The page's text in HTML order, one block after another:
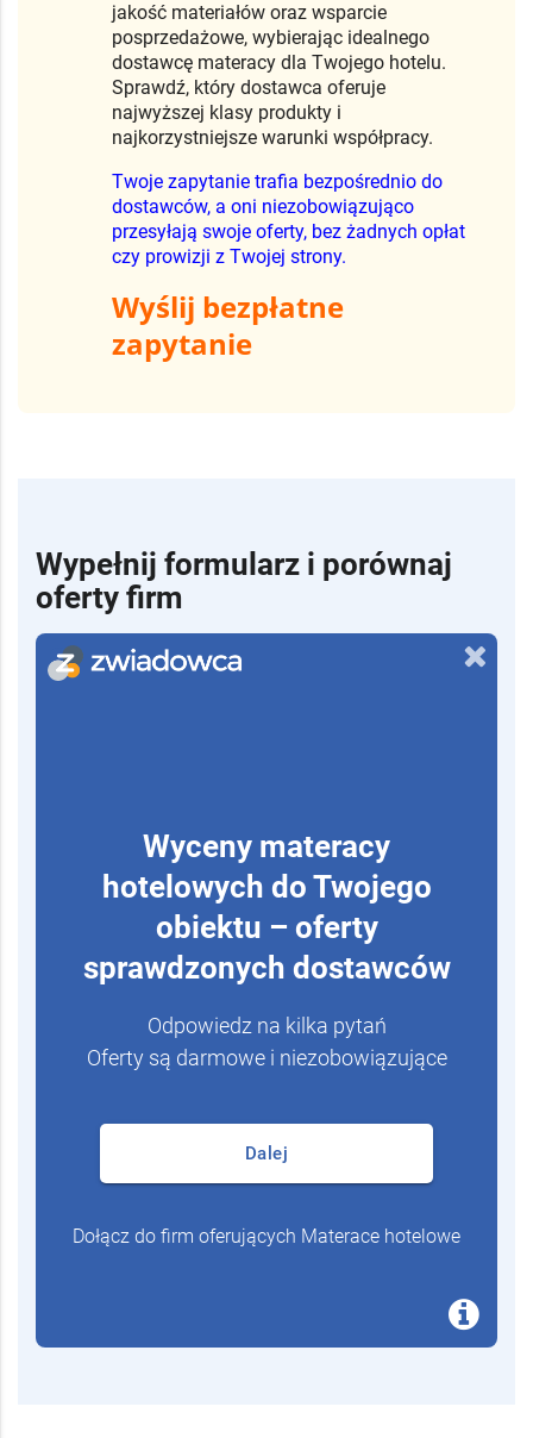
jakość materiałów oraz wsparcie
posprzedażowe, wybierając idealnego
dostawcę materacy dla Twojego hotelu.
Sprawdź, który dostawca oferuje
najwyższej klasy produkty i
najkorzystniejsze warunki współpracy.
Twoje zapytanie trafia bezpośrednio do
dostawców, a oni niezobowiązująco
przesyłają swoje oferty, bez żadnych opłat
czy prowizji z Twojej strony.
Wyślij bezpłatne
zapytanie
Wypełnij formularz i porównaj
oferty firm
Wyceny materacy
hotelowych do Twojego
obiektu – oferty
sprawdzonych dostawców
Odpowiedz na kilka pytań
Oferty są darmowe i niezobowiązujące
Dalej
Dołącz do firm oferujących Materace hotelowe